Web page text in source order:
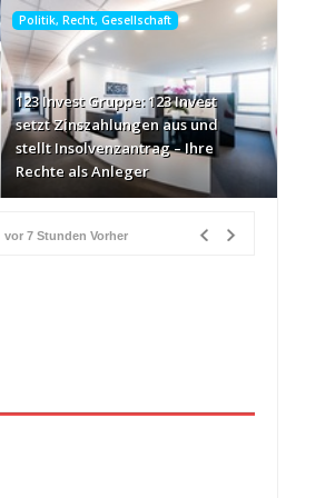
Politik, Recht, Gesellschaft
123 Invest Gruppe: 123 Invest
setzt Zinszahlungen aus und
stellt Insolvenzantrag – Ihre
Rechte als Anleger
vor 7 Stunden Vorher